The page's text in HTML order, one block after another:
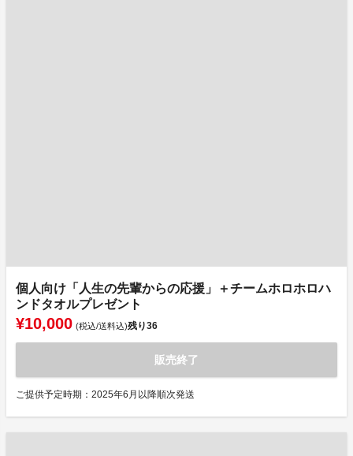
個人向け「人生の先輩からの応援」＋チームホロホロハ
ンドタオルプレゼント
¥10,000 (税込/送料込)残り36
販売終了
ご提供予定時期：2025年6月以降順次発送